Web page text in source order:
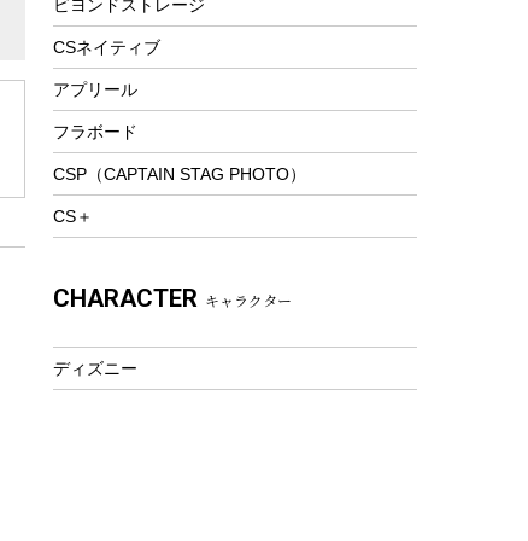
ツール&アクセサリー
トレッキング
トレッキングステッキ
プレイグッズ
ウェルネス
フィットネス
アクセサリー
ビヨンドストレージ
CSネイティブ
アプリール
フラボード
CSP（CAPTAIN STAG PHOTO）
CS＋
CHARACTER キャラクター
ディズニー